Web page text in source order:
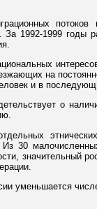
1992-1999 годы
на
и в
о
30
значительный
уменьшается